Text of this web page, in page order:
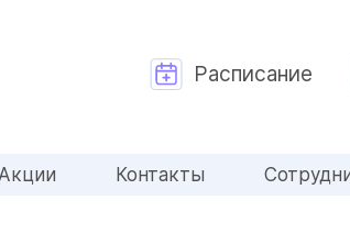
Расписание
Контакты